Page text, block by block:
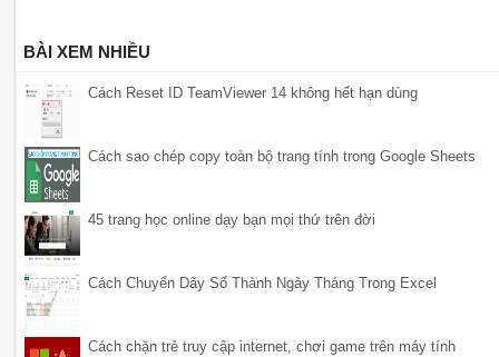
BÀI XEM NHIỀU
Cách Reset ID TeamViewer 14 không hết hạn dùng
Cách sao chép copy toàn bộ trang tính trong Google Sheets
45 trang học online dạy bạn mọi thứ trên đời
Cách Chuyển Dãy Số Thành Ngày Tháng Trong Excel
Cách chặn trẻ truy cập internet, chơi game trên máy tính